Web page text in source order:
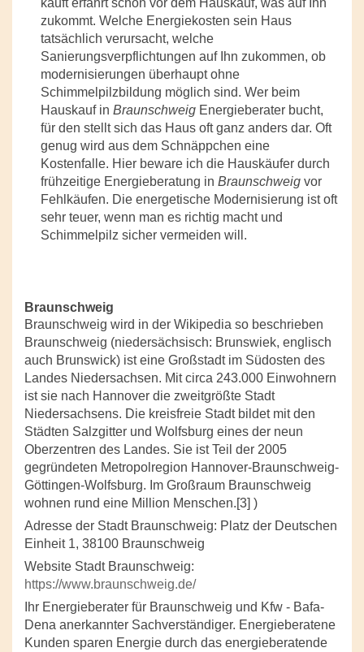
kauft erfährt schon vor dem Hauskauf, was auf Ihn
zukommt. Welche Energiekosten sein Haus
tatsächlich verursacht, welche
Sanierungsverpflichtungen auf Ihn zukommen, ob
modernisierungen überhaupt ohne
Schimmelpilzbildung möglich sind. Wer beim
Hauskauf in Braunschweig Energieberater bucht,
für den stellt sich das Haus oft ganz anders dar. Oft
genug wird aus dem Schnäppchen eine
Kostenfalle. Hier beware ich die Hauskäufer durch
frühzeitige Energieberatung in Braunschweig vor
Fehlkäufen. Die energetische Modernisierung ist oft
sehr teuer, wenn man es richtig macht und
Schimmelpilz sicher vermeiden will.
Braunschweig
Braunschweig wird in der Wikipedia so beschrieben
Braunschweig (niedersächsisch: Brunswiek, englisch
auch Brunswick) ist eine Großstadt im Südosten des
Landes Niedersachsen. Mit circa 243.000 Einwohnern
ist sie nach Hannover die zweitgrößte Stadt
Niedersachsens. Die kreisfreie Stadt bildet mit den
Städten Salzgitter und Wolfsburg eines der neun
Oberzentren des Landes. Sie ist Teil der 2005
gegründeten Metropolregion Hannover-Braunschweig-
Göttingen-Wolfsburg. Im Großraum Braunschweig
wohnen rund eine Million Menschen.[3] )
Adresse der Stadt Braunschweig: Platz der Deutschen
Einheit 1, 38100 Braunschweig
Website Stadt Braunschweig:
https://www.braunschweig.de/
Ihr Energieberater für Braunschweig und Kfw - Bafa-
Dena anerkannter Sachverständiger. Energieberatene
Kunden sparen Energie durch das energieberatende